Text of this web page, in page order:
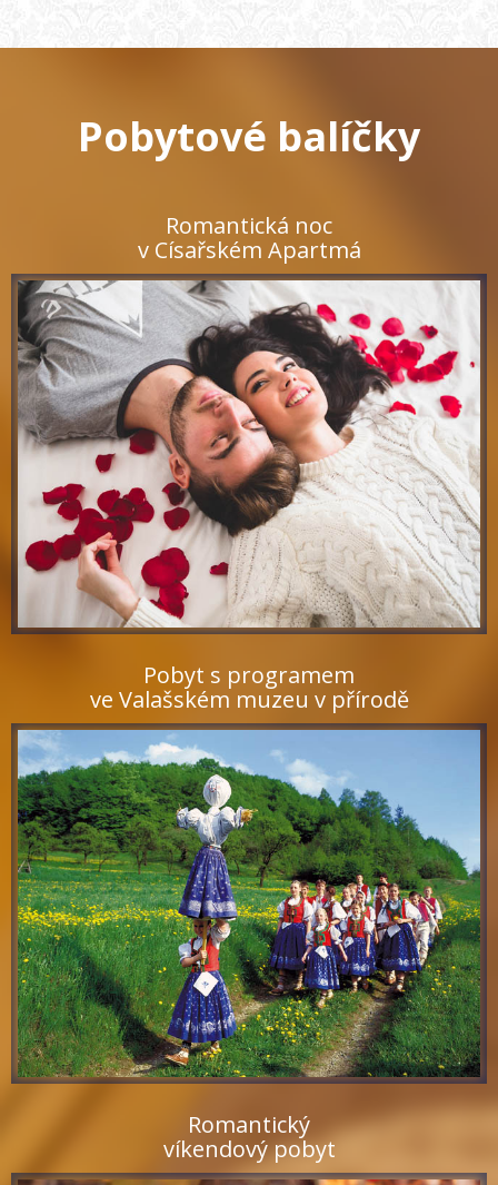
Pobytové balíčky
Romantická noc
v Císařském Apartmá
Pobyt s programem
ve Valašském muzeu v přírodě
Romantický
víkendový pobyt